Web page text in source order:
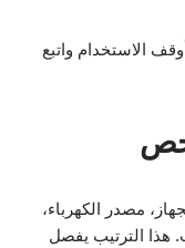
الاستخدام واتبع
مصدر الكهرباء،
هذا الترتيب يفصل